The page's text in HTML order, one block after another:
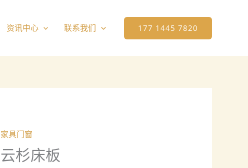
资讯中心 联系我们 177 1445 7820
家具门窗
云杉床板